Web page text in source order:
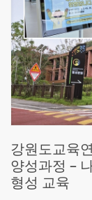
강원도교육
양성과정 –
형성 교육